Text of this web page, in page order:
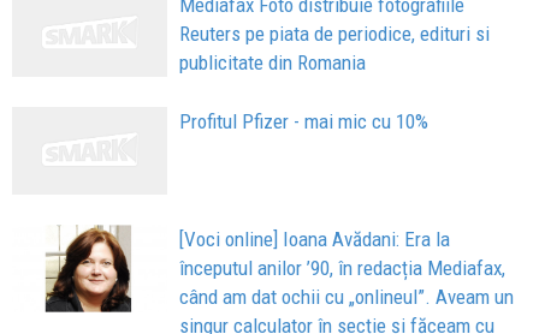
Reuters pe piata de periodice, edituri si
publicitate din Romania
Profitul Pfizer - mai mic cu 10%
[Voci online] Ioana Avădani: Era la
începutul anilor ’90, în redacția Mediafax,
când am dat ochii cu „onlineul”. Aveam un
singur calculator în secție și făceam cu